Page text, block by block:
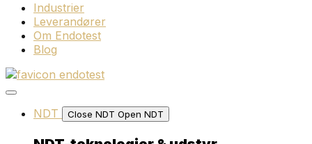
Industrier
Leverandører
Om Endotest
Blog
NDT Close NDT Open NDT